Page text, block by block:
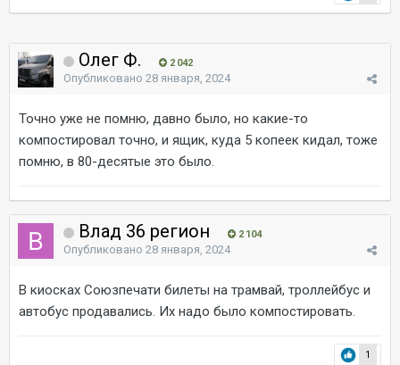
Олег Ф. 2 042
Опубликовано 28 января, 2024
Точно уже не помню, давно было, но какие-то
компостировал точно, и ящик, куда 5 копеек кидал, тоже
помню, в 80-десятые это было.
Влад 36 регион 2 104
Опубликовано 28 января, 2024
В киосках Союзпечати билеты на трамвай, троллейбус и
автобус продавались. Их надо было компостировать.
1